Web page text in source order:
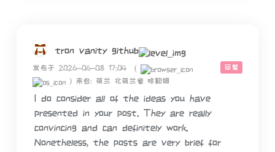
tron vanity github
回复
发布于 2026-06-08 17:04
(
) 来自: 荷兰 北荷兰省 哈勒姆
I do consider all of the ideas you have
presented in your post. They are really
convincing and can definitely work.
Nonetheless, the posts are very brief for